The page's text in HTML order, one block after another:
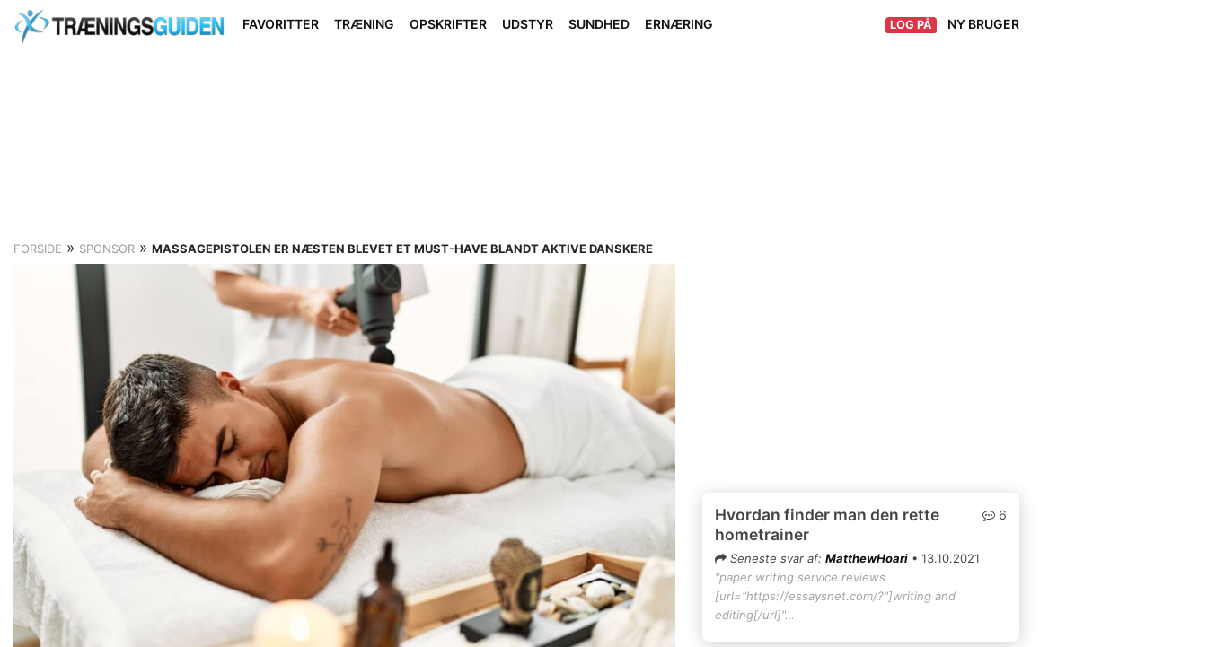
FORSIDE » SPONSOR » MASSAGEPISTOLEN ER NÆSTEN BLEVET ET MUST-HAVE BLANDT AKTIVE DANSKERE
Hvordan finder man den rette
hometrainer
6
Seneste svar af: MatthewHoari• 13.10.2021
"paper writing service reviews
[url="https://essaysnet.com/?"]writing and
editing[/url]"…
FAVORITTER TRÆNING OPSKRIFTER UDSTYR SUNDHED ERNÆRING NY BRUGER
LOG PÅ